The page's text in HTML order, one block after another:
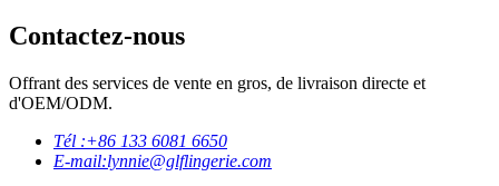
Contactez-nous
Offrant des services de vente en gros, de livraison directe et
d'OEM/ODM.
Tél :+86 133 6081 6650
E-mail:lynnie@glflingerie.com